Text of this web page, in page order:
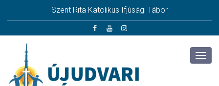
Szent Rita Katolikus Ifjúsági Tábor